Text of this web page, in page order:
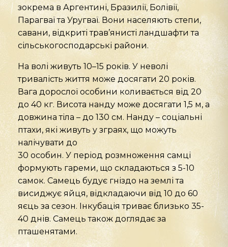
зокрема в Аргентині, Бразилії, Болівії,
Парагваї та Уругваї. Вони населяють степи,
савани, відкриті трав’янисті ландшафти та
сільськогосподарські райони.
На волі живуть 10–15 років. У неволі
тривалість життя може досягати 20 років.
Вага дорослої особини коливається від 20
до 40 кг. Висота нанду може досягати 1,5 м, а
довжина тіла – до 130 см. Нанду – соціальні
птахи, які живуть у зграях, що можуть
налічувати до
30 особин. У період розмноження самці
формують гареми, що складаються з 5-10
самок. Самець будує гніздо на землі та
висиджує яйця, відкладаючи від 10 до 60
яєць за сезон. Інкубація триває близько 35-
40 днів. Самець також доглядає за
пташенятами.